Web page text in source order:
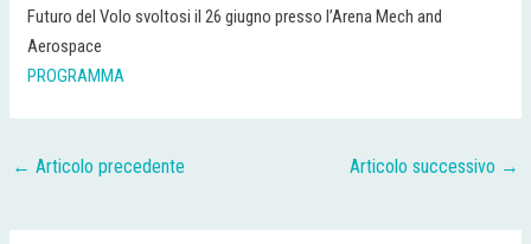
Futuro del Volo svoltosi il 26 giugno presso l’Arena Mech and
Aerospace
PROGRAMMA
← Articolo precedente Articolo successivo →